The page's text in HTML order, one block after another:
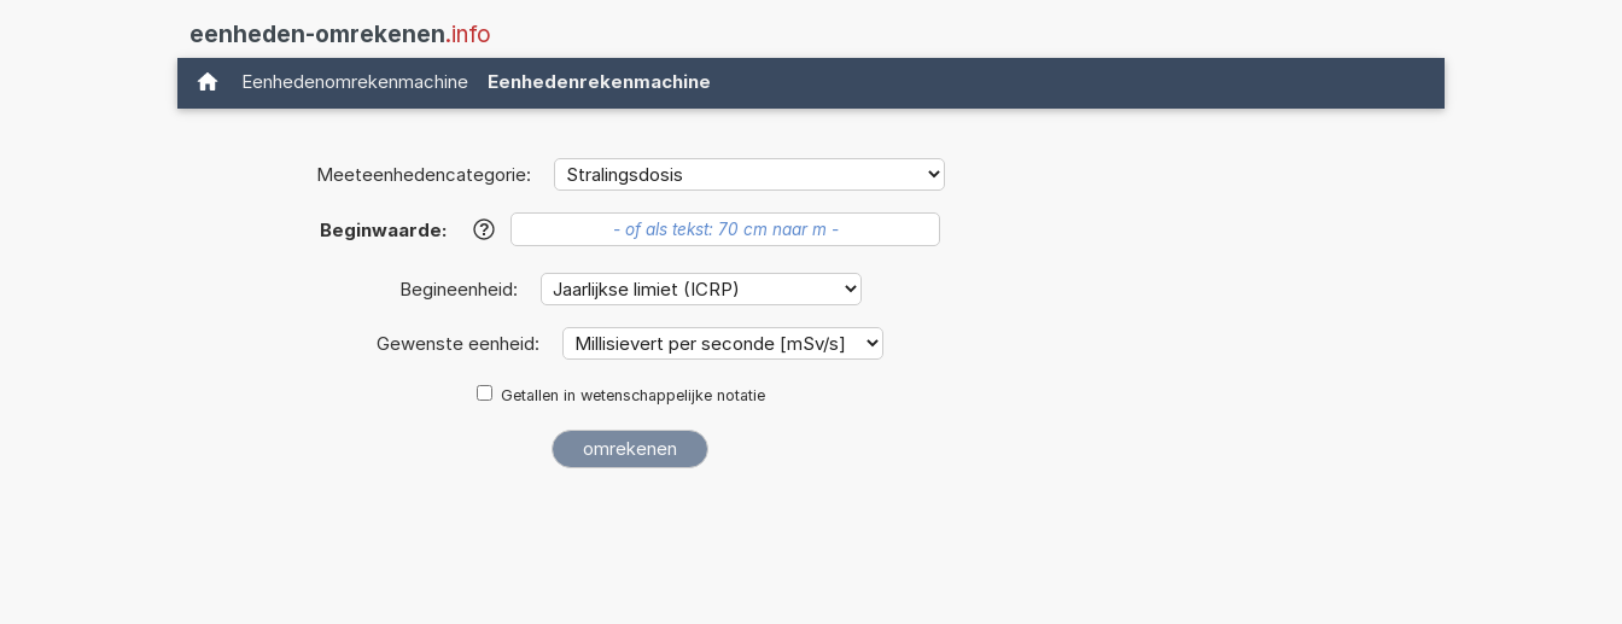
eenheden-omrekenen.info
Eenhedenomrekenmachine Eenhedenrekenmachine
Meeteenhedencategorie:
Beginwaarde: ?
Begineenheid:
Gewenste eenheid:
Getallen in wetenschappelijke notatie